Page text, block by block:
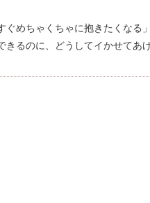
ぐめちゃくちゃに抱きたくなる
きるのに、どうしてイかせてあ